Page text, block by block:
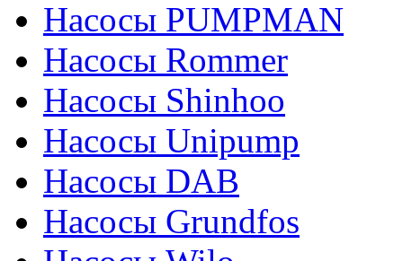
Насосы PUMPMAN
Насосы Rommer
Насосы Shinhoo
Насосы Unipump
Насосы DAB
Насосы Grundfos